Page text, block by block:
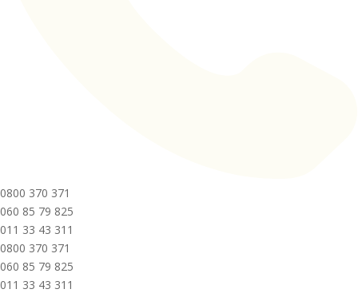
0800 370 371
060 85 79 825
011 33 43 311
0800 370 371
060 85 79 825
011 33 43 311